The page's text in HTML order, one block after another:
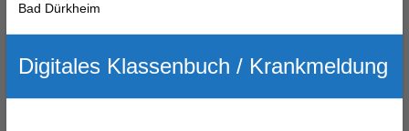
Bad Dürkheim
Digitales Klassenbuch / Krankmeldung